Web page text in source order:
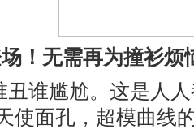
！无需再为撞衫烦
丑谁尴尬。这是人
使面孔，超模曲线